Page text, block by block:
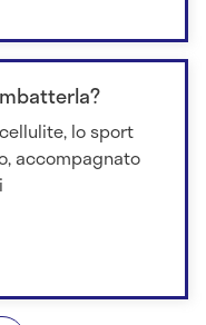
lo sport
accompagnato